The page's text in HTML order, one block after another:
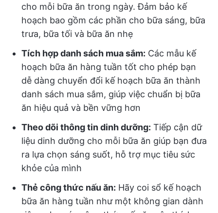
cho mỗi bữa ăn trong ngày. Đảm bảo kế
hoạch bao gồm các phần cho bữa sáng, bữa
trưa, bữa tối và bữa ăn nhẹ
Tích hợp danh sách mua sắm: Các mẫu kế
hoạch bữa ăn hàng tuần tốt cho phép bạn
dễ dàng chuyển đổi kế hoạch bữa ăn thành
danh sách mua sắm, giúp việc chuẩn bị bữa
ăn hiệu quả và bền vững hơn
Theo dõi thông tin dinh dưỡng: Tiếp cận dữ
liệu dinh dưỡng cho mỗi bữa ăn giúp bạn đưa
ra lựa chọn sáng suốt, hỗ trợ mục tiêu sức
khỏe của mình
Thẻ công thức nấu ăn: Hãy coi sổ kế hoạch
bữa ăn hàng tuần như một không gian dành